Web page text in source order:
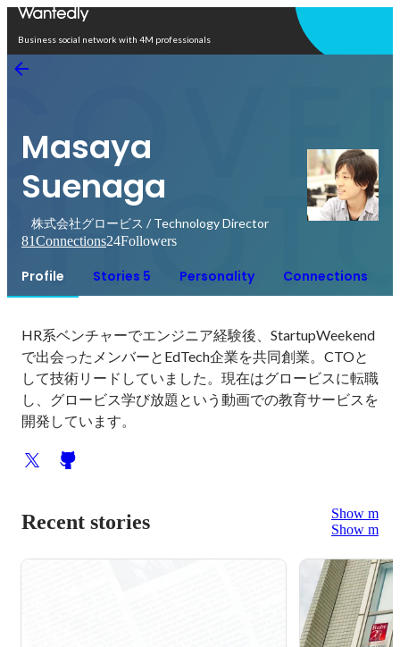
Business social network with 4M professionals
Masaya
Suenaga
株式会社グロービス / Technology Director
81Connections24Followers
Profile Stories 5 Personality Connections
HR系ベンチャーでエンジニア経験後、StartupWeekend
で出会ったメンバーとEdTech企業を共同創業。CTOと
して技術リードしていました。現在はグロービスに転職
し、グロービス学び放題という動画での教育サービスを
開発しています。
Recent stories
Show more
Show more